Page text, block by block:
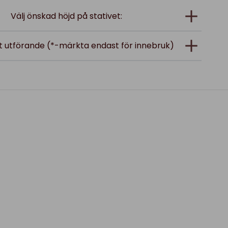
Välj önskad höjd på stativet:
utförande (*-märkta endast för innebruk)